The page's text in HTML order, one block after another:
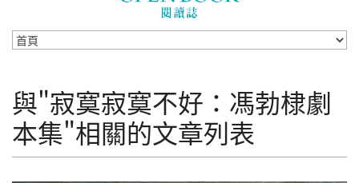
與"寂寞寂寞不好：馮勃棣劇
本集"相關的文章列表